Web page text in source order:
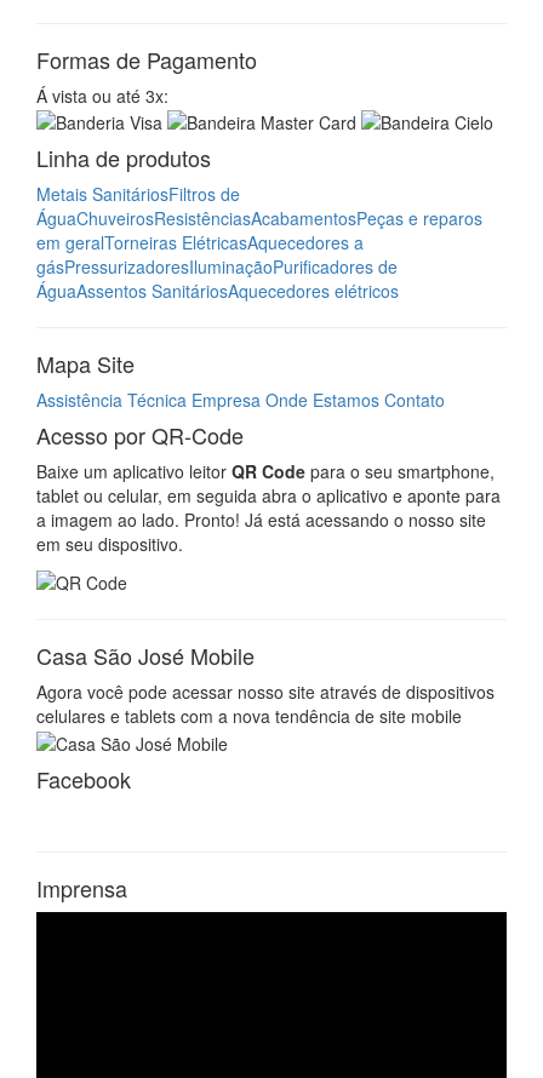
Formas de Pagamento
Á vista ou até 3x:
Linha de produtos
Metais SanitáriosFiltros de
ÁguaChuveirosResistênciasAcabamentosPeças e reparos
em geralTorneiras ElétricasAquecedores a
gásPressurizadoresIluminaçãoPurificadores de
ÁguaAssentos SanitáriosAquecedores elétricos
Mapa Site
Assistência Técnica Empresa Onde Estamos Contato
Acesso por QR-Code
Baixe um aplicativo leitor QR Code para o seu smartphone,
tablet ou celular, em seguida abra o aplicativo e aponte para
a imagem ao lado. Pronto! Já está acessando o nosso site
em seu dispositivo.
Casa São José Mobile
Agora você pode acessar nosso site através de dispositivos
celulares e tablets com a nova tendência de site mobile
Facebook
Imprensa